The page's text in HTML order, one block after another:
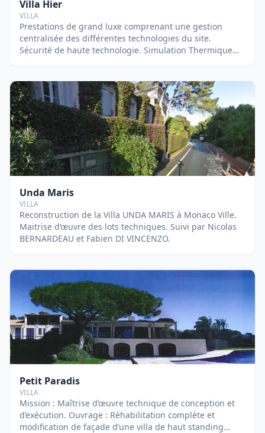
Villa Hier
VILLA
Prestations de grand luxe comprenant une gestion
centralisée des différentes technologies du site.
Sécurité de haute technologie. Simulation Thermique
technique de conception et Règlement thermique
élément par élément. Réhabilitation et extension d’une
grande Villa de 3 niveaux «Villa HIER » au Cap-d’Antibes,
elle se compose de : Une villa principale Le pavillon La
piscine La villa gardien Les extérieurs Suivi par Nicolas
Bernardeau et Fabien Di Vincenzo.
Unda Maris
VILLA
Reconstruction de la Villa UNDA MARIS à Monaco Ville.
Maitrise d’œuvre des lots techniques. Suivi par Nicolas
BERNARDEAU et Fabien DI VINCENZO.
Petit Paradis
VILLA
Mission : Maîtrise d’œuvre technique de conception et
d’exécution. Ouvrage : Réhabilitation complète et
modification de façade d’une villa de haut standing